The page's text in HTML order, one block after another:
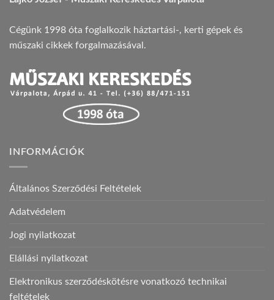
Cégünk 1998 óta foglalkozik háztartási-, kerti gépek és
műszaki cikkek forgalmazásával.
INFORMÁCIÓK
Általános Szerződési Feltételek
Adatvédelem
Jogi nyilatkozat
Elállási nyilatkozat
Elektronikus szerződéskötésre vonatkozó technikai
feltételek